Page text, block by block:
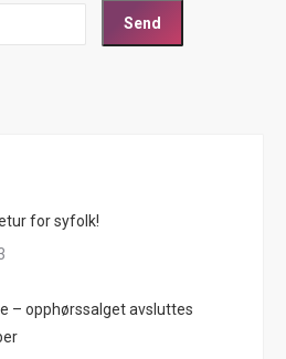
for syfolk!
– opphørssalget avsluttes